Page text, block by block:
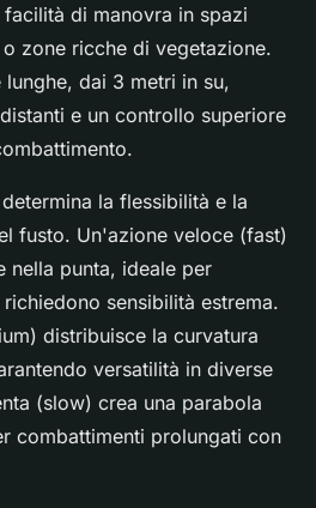
di manovra in spazi
zone ricche di vegetazione.
dai 3 metri in su,
e un controllo superiore
determina la flessibilità e la
fusto. Un'azione veloce (fast)
nella punta, ideale per
sensibilità estrema.
distribuisce la curvatura
versatilità in diverse
(slow) crea una parabola
combattimenti prolungati con